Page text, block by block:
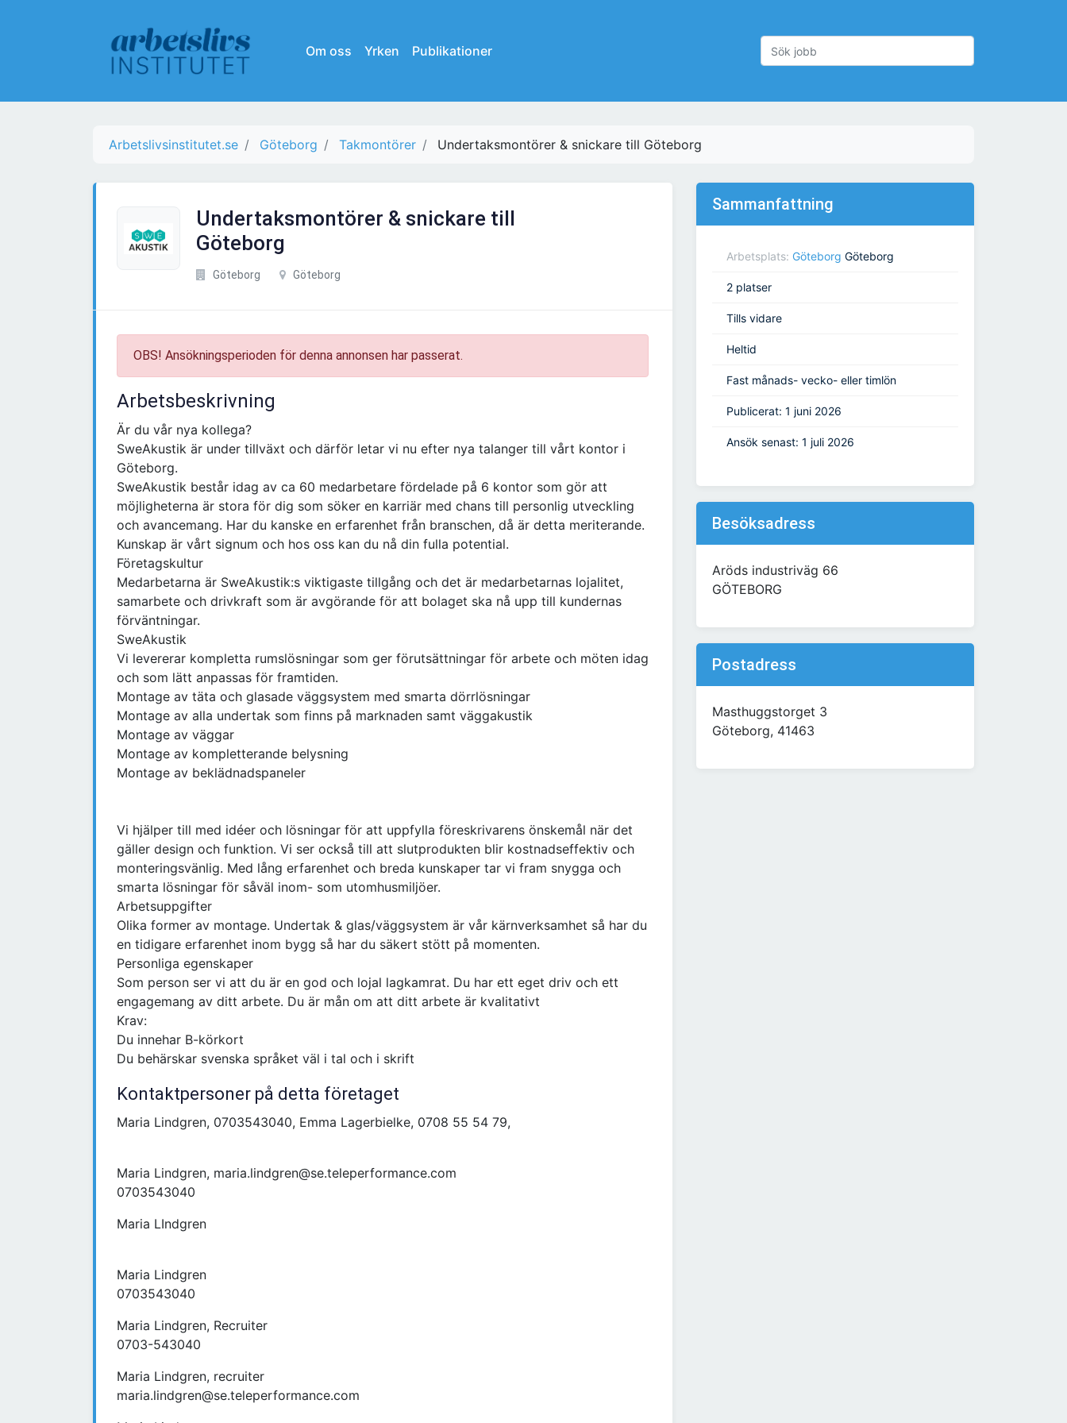
Om oss Yrken Publikationer
Arbetslivsinstitutet.se Göteborg Takmontörer Undertaksmontörer & snickare till Göteborg
Undertaksmontörer & snickare till
Göteborg
Göteborg Göteborg
OBS! Ansökningsperioden för denna annonsen har passerat.
Arbetsbeskrivning
Är du vår nya kollega?
SweAkustik är under tillväxt och därför letar vi nu efter nya talanger till vårt kontor i
Göteborg.
SweAkustik består idag av ca 60 medarbetare fördelade på 6 kontor som gör att
möjligheterna är stora för dig som söker en karriär med chans till personlig utveckling
och avancemang. Har du kanske en erfarenhet från branschen, då är detta meriterande.
Kunskap är vårt signum och hos oss kan du nå din fulla potential.
Företagskultur
Medarbetarna är SweAkustik:s viktigaste tillgång och det är medarbetarnas lojalitet,
samarbete och drivkraft som är avgörande för att bolaget ska nå upp till kundernas
förväntningar.
SweAkustik
Vi levererar kompletta rumslösningar som ger förutsättningar för arbete och möten idag
och som lätt anpassas för framtiden.
Montage av täta och glasade väggsystem med smarta dörrlösningar
Montage av alla undertak som finns på marknaden samt väggakustik
Montage av väggar
Montage av kompletterande belysning
Montage av beklädnadspaneler
Vi hjälper till med idéer och lösningar för att uppfylla föreskrivarens önskemål när det
gäller design och funktion. Vi ser också till att slutprodukten blir kostnadseffektiv och
monteringsvänlig. Med lång erfarenhet och breda kunskaper tar vi fram snygga och
smarta lösningar för såväl inom- som utomhusmiljöer.
Arbetsuppgifter
Olika former av montage. Undertak & glas/väggsystem är vår kärnverksamhet så har du
en tidigare erfarenhet inom bygg så har du säkert stött på momenten.
Personliga egenskaper
Som person ser vi att du är en god och lojal lagkamrat. Du har ett eget driv och ett
engagemang av ditt arbete. Du är mån om att ditt arbete är kvalitativt
Krav:
Du innehar B-körkort
Du behärskar svenska språket väl i tal och i skrift
Kontaktpersoner på detta företaget
Maria Lindgren, 0703543040, Emma Lagerbielke, 0708 55 54 79,
Maria Lindgren, maria.lindgren@se.teleperformance.com
0703543040
Maria LIndgren
Maria Lindgren
0703543040
Maria Lindgren, Recruiter
0703-543040
Maria Lindgren, recruiter
maria.lindgren@se.teleperformance.com
Sammanfattning
Arbetsplats: Göteborg Göteborg
2 platser
Tills vidare
Heltid
Fast månads- vecko- eller timlön
Publicerat: 1 juni 2026
Ansök senast: 1 juli 2026
Besöksadress
Aröds industriväg 66
GÖTEBORG
Postadress
Masthuggstorget 3
Göteborg, 41463